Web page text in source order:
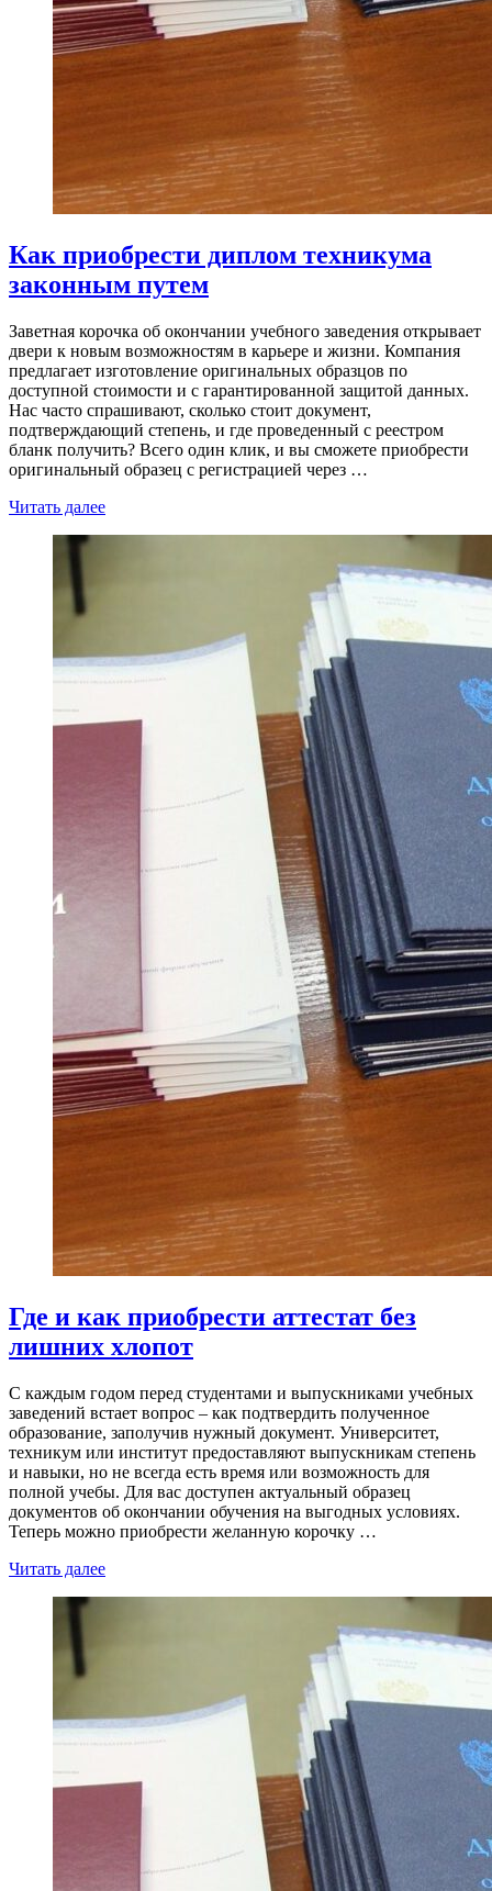
Как приобрести диплом техникума
законным путем
Заветная корочка об окончании учебного заведения открывает
двери к новым возможностям в карьере и жизни. Компания
предлагает изготовление оригинальных образцов по
доступной стоимости и с гарантированной защитой данных.
Нас часто спрашивают, сколько стоит документ,
подтверждающий степень, и где проведенный с реестром
бланк получить? Всего один клик, и вы сможете приобрести
оригинальный образец с регистрацией через …
Читать далее
Где и как приобрести аттестат без
лишних хлопот
С каждым годом перед студентами и выпускниками учебных
заведений встает вопрос – как подтвердить полученное
образование, заполучив нужный документ. Университет,
техникум или институт предоставляют выпускникам степень
и навыки, но не всегда есть время или возможность для
полной учебы. Для вас доступен актуальный образец
документов об окончании обучения на выгодных условиях.
Теперь можно приобрести желанную корочку …
Читать далее